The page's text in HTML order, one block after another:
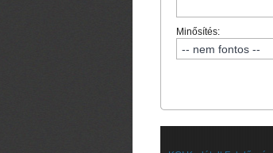
Minősítés: